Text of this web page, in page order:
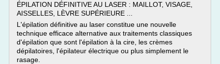
ÉPILATION DÉFINITIVE AU LASER : MAILLOT, VISAGE,
AISSELLES, LÈVRE SUPÉRIEURE ...
L'épilation définitive au laser constitue une nouvelle
technique efficace alternative aux traitements classiques
d'épilation que sont l'épilation à la cire, les crèmes
dépilatoires, l'épilateur électrique ou plus simplement le
rasage.